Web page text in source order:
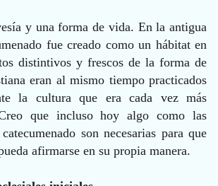
y una forma de vida. En la antigua
fue creado como un hábitat en
distintivos y frescos de la forma de
eran al mismo tiempo practicados
la cultura que era cada vez más
que incluso hoy algo como las
son necesarias para que
afirmarse en su propia manera.